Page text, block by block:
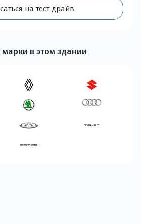
на тест-драйв
в этом здании